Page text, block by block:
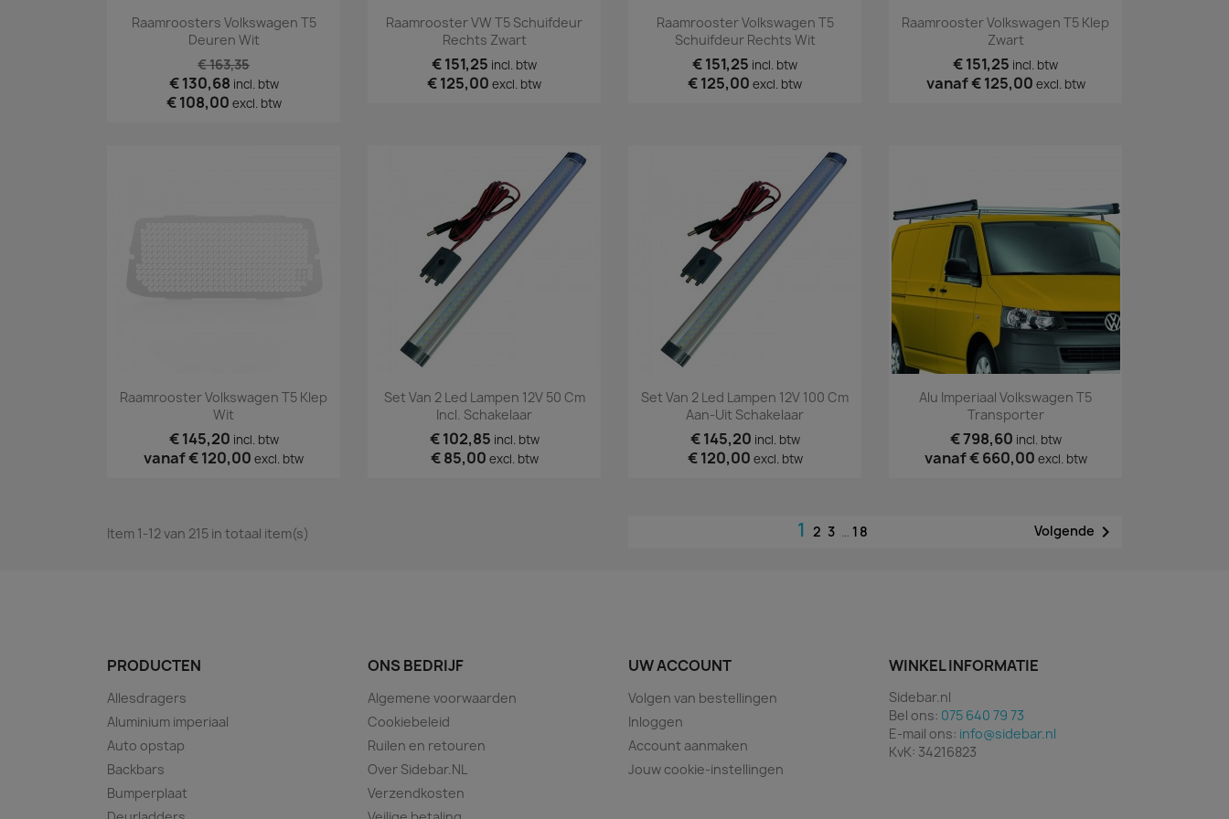
Snel bekijken
Raamroosters Volkswagen T5
Deuren Wit
€ 163,35
€ 130,68 incl. btw
€ 108,00 excl. btw
Snel bekijken
Raamrooster VW T5 Schuifdeur
Rechts Zwart
€ 151,25 incl. btw
€ 125,00 excl. btw
Snel bekijken
Raamrooster Volkswagen T5
Schuifdeur Rechts Wit
€ 151,25 incl. btw
€ 125,00 excl. btw
Snel bekijken
Raamrooster Volkswagen T5 Klep
Zwart
€ 151,25 incl. btw
vanaf€ 125,00 excl. btw
Snel bekijken
Raamrooster Volkswagen T5 Klep
Wit
€ 145,20 incl. btw
vanaf€ 120,00 excl. btw
 Snel bekijken
Set Van 2 Led Lampen 12V 50 Cm
Incl. Schakelaar
€ 102,85 incl. btw
€ 85,00 excl. btw
Snel bekijken
Set Van 2 Led Lampen 12V 100 Cm
Aan-Uit Schakelaar
€ 145,20 incl. btw
€ 120,00 excl. btw
Snel bekijken
Alu Imperiaal Volkswagen T5
Transporter
€ 798,60 incl. btw
vanaf€ 660,00 excl. btw
Item 1-12 van 215 in totaal item(s) 12 3 … 18 Volgende 
PRODUCTEN
Allesdragers
Aluminium imperiaal
Auto opstap
Backbars
Bumperplaat
ONS BEDRIJF
Algemene voorwaarden
Cookiebeleid
Ruilen en retouren
Over Sidebar.NL
Verzendkosten
UW ACCOUNT
Volgen van bestellingen
Inloggen
Account aanmaken
Jouw cookie-instellingen
WINKEL INFORMATIE
Sidebar.nl
Bel ons: 075 640 79 73
E-mail ons: info@sidebar.nl
KvK: 34216823